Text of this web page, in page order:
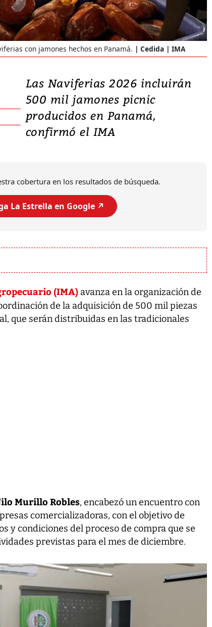
con jamones hechos en Panamá. Cedida | IMA
Las Naviferias 2026 incluirán
500 mil jamones picnic
producidos en Panamá,
confirmó el IMA
cobertura en los resultados de búsqueda.
La Estrella en Google ↗️
(IMA) avanza en la organización de
de la adquisición de 500 mil piezas
que serán distribuidas en las tradicionales
Murillo Robles, encabezó un encuentro con
comercializadoras, con el objetivo de
y condiciones del proceso de compra que se
previstas para el mes de diciembre.